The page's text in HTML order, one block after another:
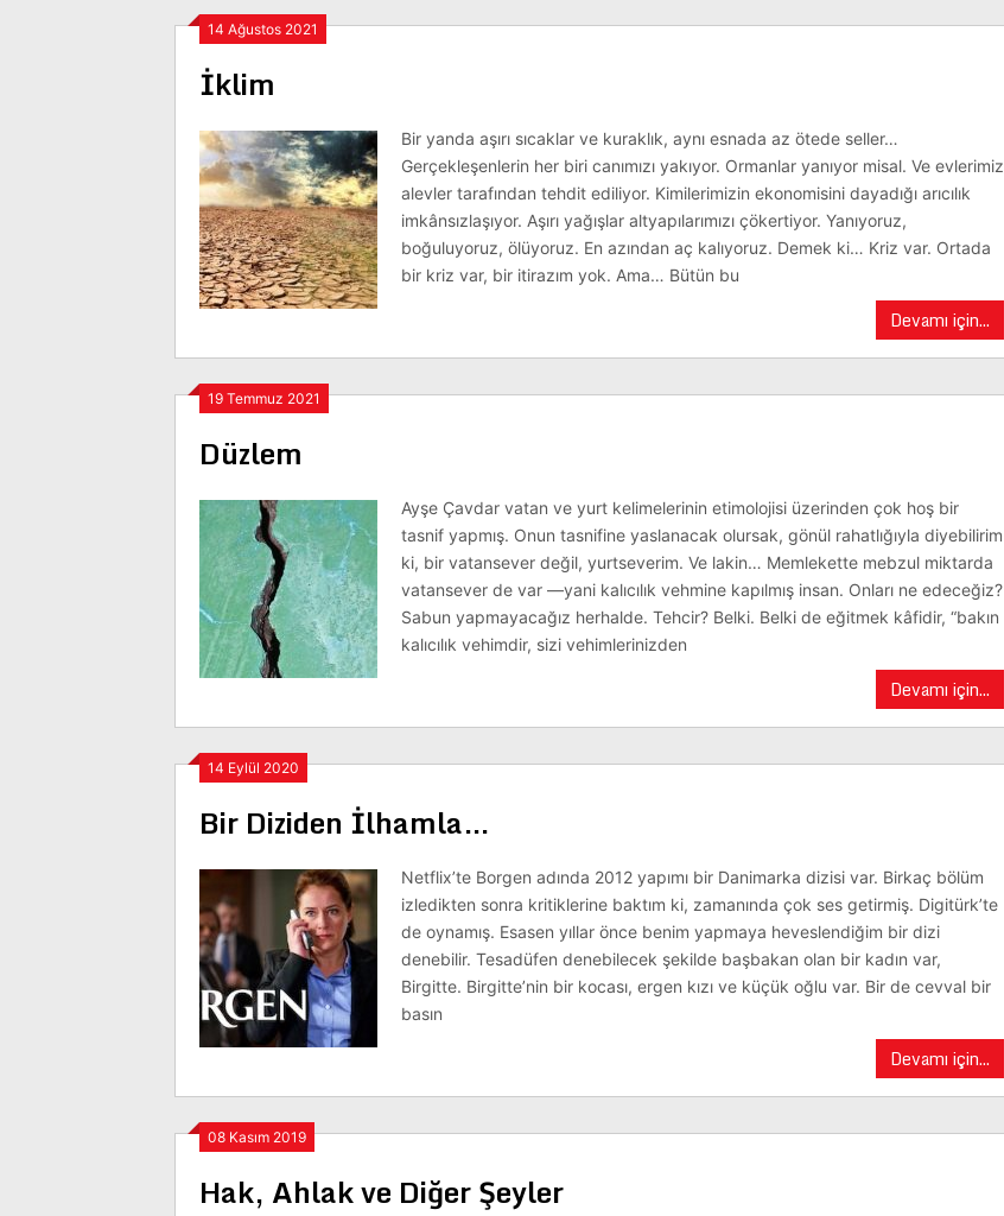
14 Ağustos 2021
İklim
Bir yanda aşırı sıcaklar ve kuraklık, aynı esnada az ötede seller…
Gerçekleşenlerin her biri canımızı yakıyor. Ormanlar yanıyor misal. Ve evlerimiz
alevler tarafından tehdit ediliyor. Kimilerimizin ekonomisini dayadığı arıcılık
imkânsızlaşıyor. Aşırı yağışlar altyapılarımızı çökertiyor. Yanıyoruz,
boğuluyoruz, ölüyoruz. En azından aç kalıyoruz. Demek ki… Kriz var. Ortada
bir kriz var, bir itirazım yok. Ama… Bütün bu
Devamı için...
19 Temmuz 2021
Düzlem
Ayşe Çavdar vatan ve yurt kelimelerinin etimolojisi üzerinden çok hoş bir
tasnif yapmış. Onun tasnifine yaslanacak olursak, gönül rahatlığıyla diyebilirim
ki, bir vatansever değil, yurtseverim. Ve lakin… Memlekette mebzul miktarda
vatansever de var —yani kalıcılık vehmine kapılmış insan. Onları ne edeceğiz?
Sabun yapmayacağız herhalde. Tehcir? Belki. Belki de eğitmek kâfidir, “bakın
kalıcılık vehimdir, sizi vehimlerinizden
Devamı için...
14 Eylül 2020
Bir Diziden İlhamla…
Netflix’te Borgen adında 2012 yapımı bir Danimarka dizisi var. Birkaç bölüm
izledikten sonra kritiklerine baktım ki, zamanında çok ses getirmiş. Digitürk’te
de oynamış. Esasen yıllar önce benim yapmaya heveslendiğim bir dizi
denebilir. Tesadüfen denebilecek şekilde başbakan olan bir kadın var,
Birgitte. Birgitte’nin bir kocası, ergen kızı ve küçük oğlu var. Bir de cevval bir
basın
Devamı için...
08 Kasım 2019
Hak, Ahlak ve Diğer Şeyler